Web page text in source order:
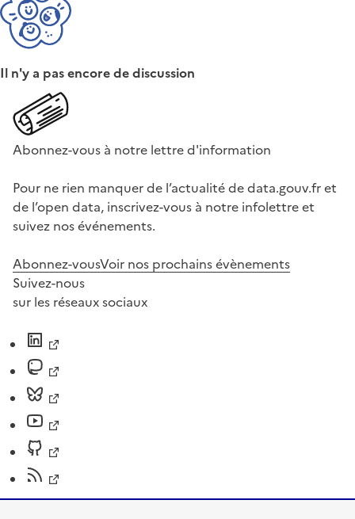
Il n'y a pas encore de discussion
Abonnez-vous à notre lettre d'information
Pour ne rien manquer de l’actualité de data.gouv.fr et
de l’open data, inscrivez-vous à notre infolettre et
suivez nos événements.
Abonnez-vousVoir nos prochains évènements
Suivez-nous
sur les réseaux sociaux